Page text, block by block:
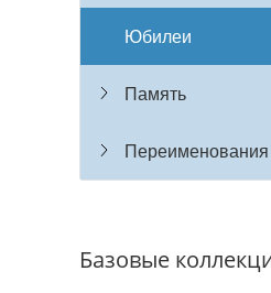
Юбилеи
Память
Базовые